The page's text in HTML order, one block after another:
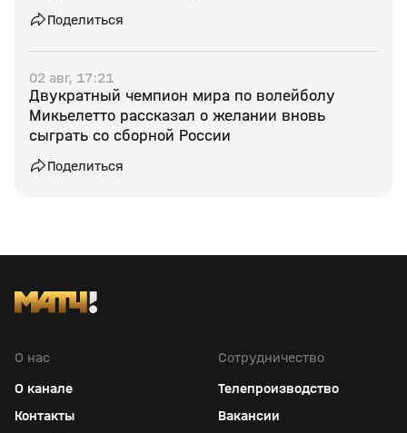
Поделиться
02 авг, 17:21
Двукратный чемпион мира по волейболу
Микьелетто рассказал о желании вновь
сыграть со сборной России
Поделиться
О нас
О канале
Контакты
Сотрудничество
Телепроизводство
Вакансии